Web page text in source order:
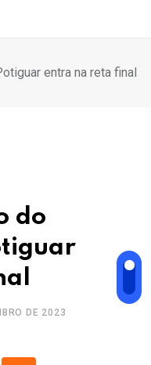
entra na reta final
do
DE 2023